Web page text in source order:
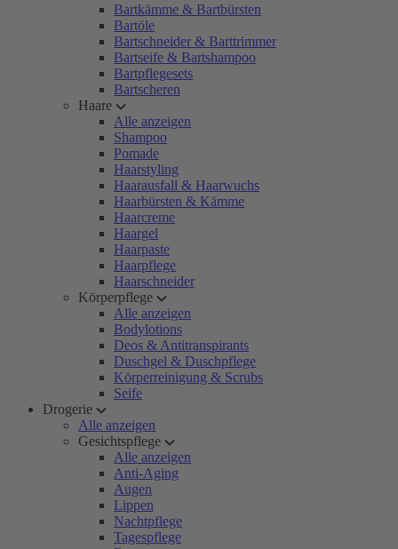
Bartkämme & Bartbürsten
Bartöle
Bartschneider & Barttrimmer
Bartseife & Bartshampoo
Bartpflegesets
Bartscheren
Haare
Alle anzeigen
Shampoo
Pomade
Haarstyling
Haarausfall & Haarwuchs
Haarbürsten & Kämme
Haarcreme
Haargel
Haarpaste
Haarpflege
Haarschneider
Körperpflege
Alle anzeigen
Bodylotions
Deos & Antitranspirants
Duschgel & Duschpflege
Körperreinigung & Scrubs
Seife
Drogerie
Alle anzeigen
Gesichtspflege
Alle anzeigen
Anti-Aging
Augen
Lippen
Nachtpflege
Tagespflege